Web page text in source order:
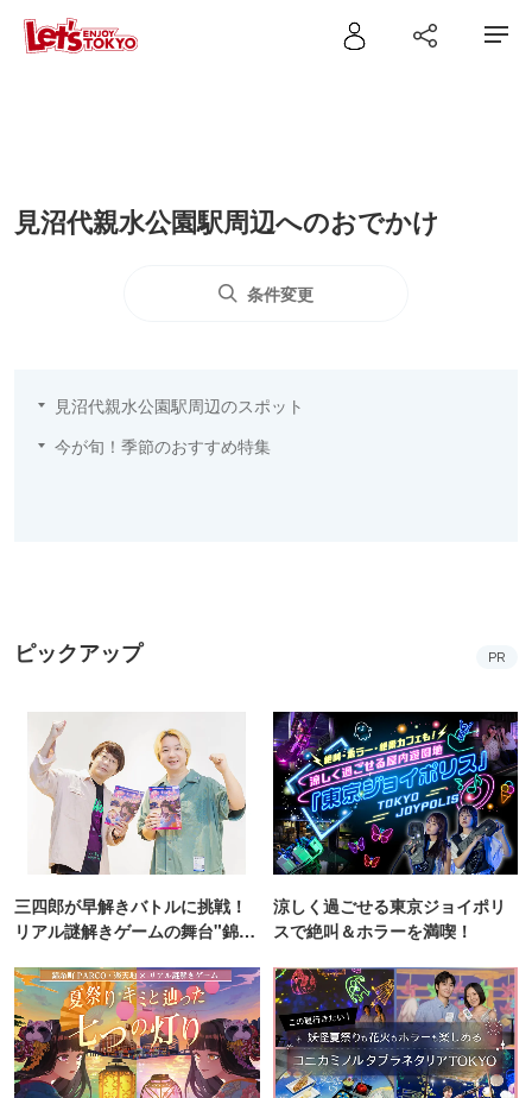
見沼代親水公園駅周辺へのおでかけ
条件変更
見沼代親水公園駅周辺のスポット
今が旬！季節のおすすめ特集
ピックアップ PR
三四郎が早解きバトルに挑戦！
リアル謎解きゲームの舞台"錦糸
涼しく過ごせる東京ジョイポリ
スで絶叫＆ホラーを満喫！